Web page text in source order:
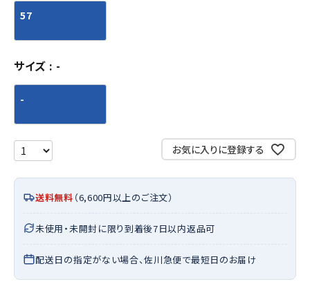
57
サイズ -
-
お気に入りに登録する
送料無料 （6,600円以上のご注文）
未使用・未開封に限り到着後7日以内返品可
配送日の指定がない場合、佐川急便で最短日のお届け